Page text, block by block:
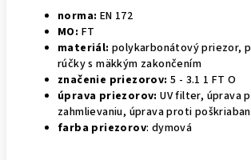
norma: EN 172
MO: FT
materiál: polykarbonátový priezor,
rúčky s mäkkým zakončením
značenie priezorov: 5 - 3.1 1 FT O
úprava priezorov:UV filter, úprava
zahmlievaniu, úprava proti
farba priezorov: dymová